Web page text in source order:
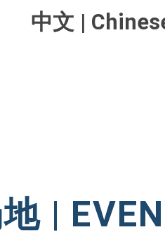
中文 |
|